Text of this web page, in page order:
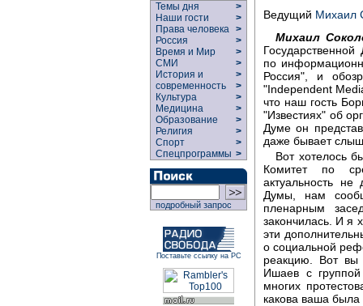
Темы дня
>
Наши гости
>
Права человека >
Россия
>
Время и Мир
>
СМИ
>
История и
современность
>
>
Культура
>
Медицина
>
Образование
>
Религия
>
Спорт
>
Спецпрограммы >
подробный запрос
Поставьте ссылку на РС
Ведущий Михаил
Михаил
по
Россия", и
"Independent
что наш гость
"Известиях" об
Думе он
даже бывает
Вот хотелось
Комитет по
актуальность
Думы, нам
пленарным
закончилась. И я
эти
о социальной
реакцию. Вот вы
Ишаев с
многих
какова ваша была